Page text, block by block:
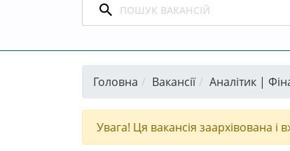
Головна Вакансії Аналітик |
Увага! Ця вакансія заархівована і